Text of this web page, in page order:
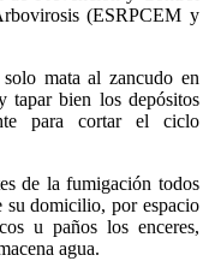
(ESRPCEM y
mata al zancudo en
tapar bien los depósitos
para cortar el ciclo
de la fumigación todos
su domicilio, por espacio
u paños los enceres,
agua.